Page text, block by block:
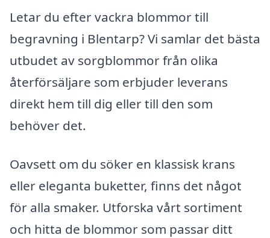
Letar du efter vackra blommor till
begravning i Blentarp? Vi samlar det bästa
utbudet av sorgblommor från olika
återförsäljare som erbjuder leverans
direkt hem till dig eller till den som
behöver det.
Oavsett om du söker en klassisk krans
eller eleganta buketter, finns det något
för alla smaker. Utforska vårt sortiment
och hitta de blommor som passar ditt